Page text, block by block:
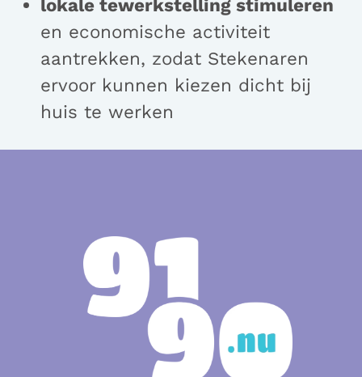
lokale tewerkstelling stimuleren
en economische activiteit
aantrekken, zodat Stekenaren
ervoor kunnen kiezen dicht bij
huis te werken